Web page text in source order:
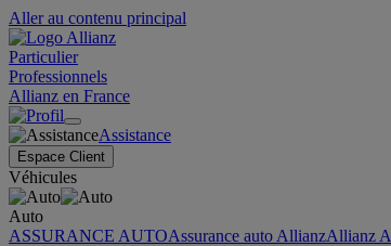
Aller au contenu principal
Particulier
Professionnels
Allianz en France
Assistance
Espace Client
Véhicules
Auto
ASSURANCE AUTOAssurance auto AllianzAllianz